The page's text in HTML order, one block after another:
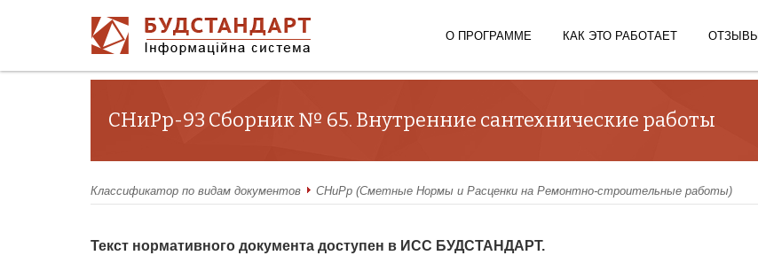
О ПРОГРАММЕ КАК ЭТО РАБОТАЕТ ОТЗЫВЫ
СНиРр-93 Сборник № 65. Внутренние сантехнические работы
Классификатор по видам документов СНиРр (Сметные Нормы и Расценки на Ремонтно-строительные работы)
Текст нормативного документа доступен в ИСС БУДСТАНДАРТ.